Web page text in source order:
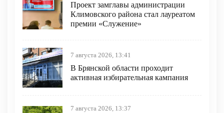
Проект замглавы администрации
Климовского района стал лауреатом
премии «Служение»
7 августа 2026, 13:41
В Брянской области проходит
активная избирательная кампания
7 августа 2026, 13:37